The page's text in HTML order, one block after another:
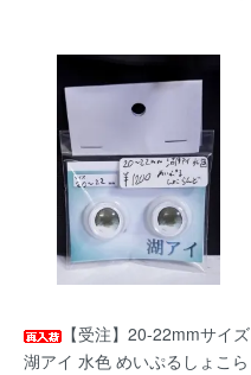
【受注】20-22mmサイズ
湖アイ 水色 めいぷるしょこら